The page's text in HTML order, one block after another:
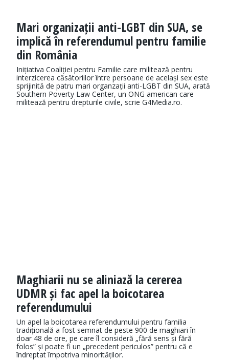
Mari organizații anti-LGBT din SUA, se
implică în referendumul pentru familie
din România
Inițiativa Coaliției pentru Familie care militează pentru
interzicerea căsătoriilor între persoane de același sex este
sprijinită de patru mari organzații anti-LGBT din SUA, arată
Southern Poverty Law Center, un ONG american care
militează pentru drepturile civile, scrie G4Media.ro.
Maghiarii nu se aliniază la cererea
UDMR și fac apel la boicotarea
referendumului
Un apel la boicotarea referendumului pentru familia
tradițională a fost semnat de peste 900 de maghiari în
doar 48 de ore, pe care îl consideră „fără sens și fără
folos” și poate fi un „precedent periculos” pentru că e
îndreptat împotriva minorităților.